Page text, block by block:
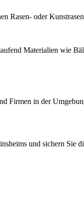
Rasen- oder
Materialien wie
Firmen in der
und sichern Sie